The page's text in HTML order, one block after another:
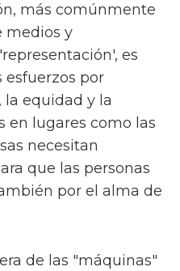
más comúnmente
medios y
es
esfuerzos por
la equidad y la
en lugares como las
necesitan
que las personas
por el alma de
de las "máquinas"